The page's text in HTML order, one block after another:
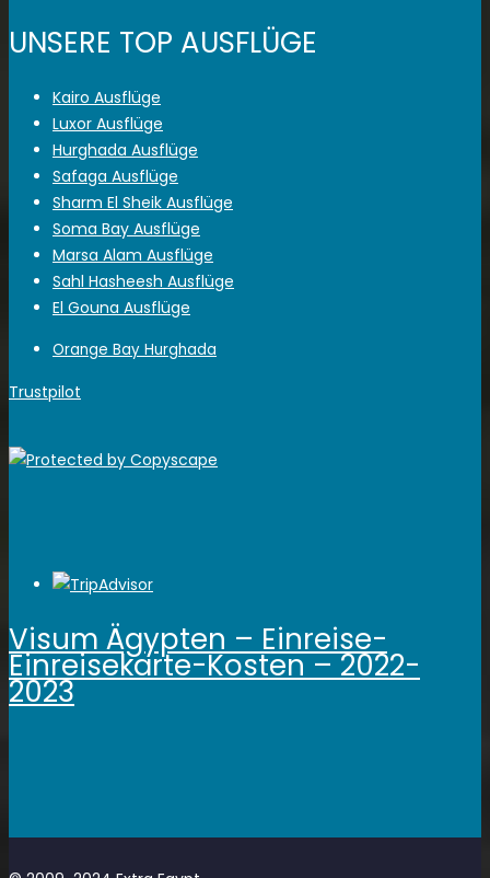
UNSERE TOP AUSFLÜGE
Kairo Ausflüge
Luxor Ausflüge
Hurghada Ausflüge
Safaga Ausflüge
Sharm El Sheik Ausflüge
Soma Bay Ausflüge
Marsa Alam Ausflüge
Sahl Hasheesh Ausflüge
El Gouna Ausflüge
Orange Bay Hurghada
Trustpilot
Visum Ägypten – Einreise-
Einreisekarte-Kosten – 2022-
2023